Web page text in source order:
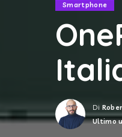
Smartphone
Posted
by
Di
Ultimo